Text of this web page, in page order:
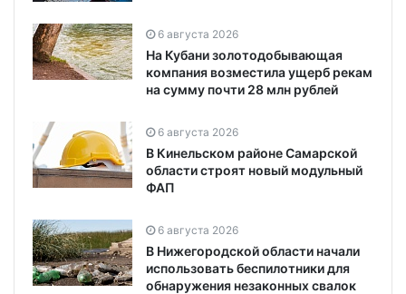
6 августа 2026
На Кубани золотодобывающая
компания возместила ущерб рекам
на сумму почти 28 млн рублей
6 августа 2026
В Кинельском районе Самарской
области строят новый модульный
ФАП
6 августа 2026
В Нижегородской области начали
использовать беспилотники для
обнаружения незаконных свалок